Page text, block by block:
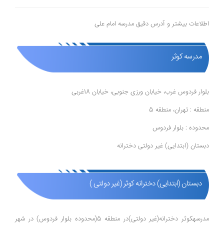
اطلاعات بیشتر و آدرس دقیق مدرسه امام علی
مدرسه کوثر
بلوار فردوس غرب، خیابان ورزی جنوبی، خیابان 18غربی
منطقه : تهران، منطقه 5
محدوده : بلوار فردوس
دبستان (ابتدایی) غیر دولتی دخترانه
دبستان (ابتدایی) دخترانه کوثر (غیر دولتی )
مدرسهکوثر دخترانه(غیر دولتی)در منطقه 5(محدوده بلوار فردوس) در شهر